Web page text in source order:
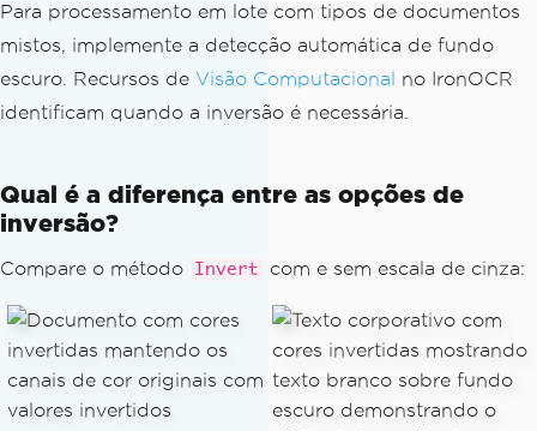
Para processamento em lote com tipos de documentos
mistos, implemente a detecção automática de fundo
escuro. Recursos de Visão Computacional no IronOCR
identificam quando a inversão é necessária.
Qual é a diferença entre as opções de
inversão?
Compare o método Invert com e sem escala de cinza: